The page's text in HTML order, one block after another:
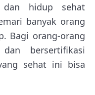
hidup sehat
banyak orang
Bagi orang-orang
bersertifikasi
sehat ini bisa